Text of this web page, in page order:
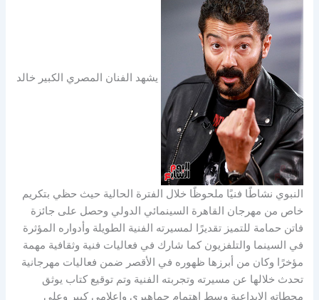
يشهد الفنان المصري الكبير خالد
النبوي نشاطًا فنيًا ملحوظًا خلال الفترة الحالية حيث حظي بتكريم
خاص من مهرجان القاهرة السينمائي الدولي وحصل على جائزة
فاتن حمامة للتميز تقديرًا لمسيرته الفنية الطويلة وأدواره المؤثرة
في السينما والتلفزيون كما شارك في فعاليات فنية وثقافية مهمة
مؤخرًا وكان من أبرزها ظهوره في الأقصر ضمن فعاليات مهرجانية
تحدث خلالها عن مسيرته وتجربته الفنية وتم توقيع كتاب يوثق
محطاته الإبداعية وسط اهتمام جماهيري وإعلامي كبير وعلى